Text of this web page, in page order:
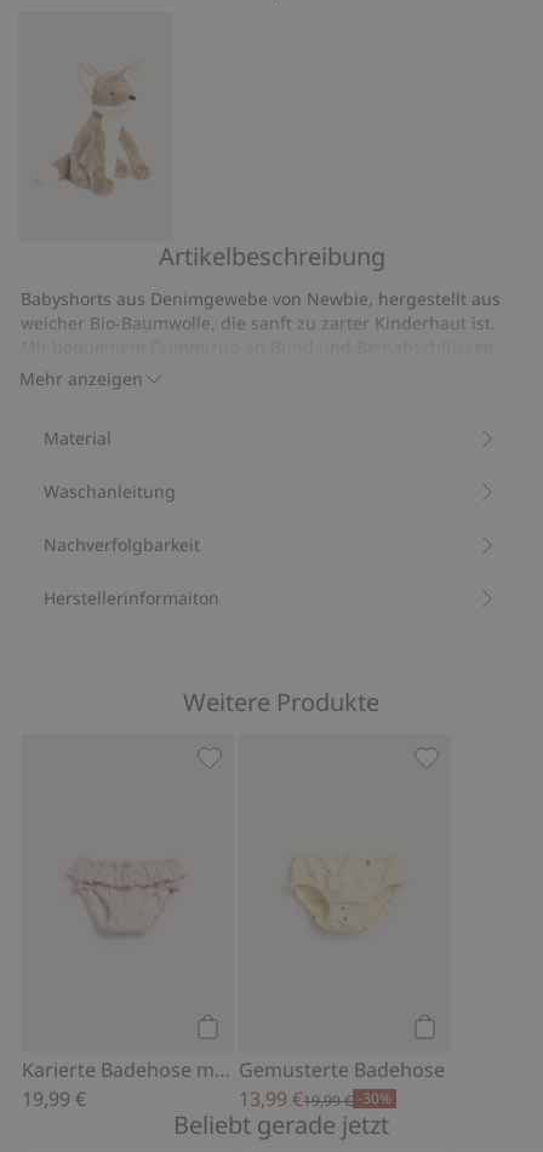
Fuchs
Artikelbeschreibung
Mehr anzeigen
Babyshorts aus Denimgewebe von Newbie, hergestellt aus
weicher Bio-Baumwolle, die sanft zu zarter Kinderhaut ist.
sowie einer charmanten kleinen Rüsche.
Gummizug am Bund und an den Beinen.
Artikelnummer
Material
Waschanleitung
Nachverfolgbarkeit
Herstellerinformaiton
Weitere Produkte
Karierte Badehose mit Stoppern
19,99 €
Gemusterte Badehose
13,99 €19,99 € -30%
Beliebt gerade jetzt